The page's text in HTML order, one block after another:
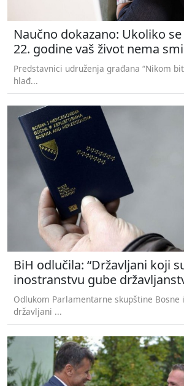
Naučno dokazano: Ukoliko
22. godine vaš život nema
Predstavnici udruženja građana “Nikom
hlađ...
BiH odlučila: “Državljani koji
inostranstvu gube
Odlukom Parlamentarne skupštine Bosne
državljani ...